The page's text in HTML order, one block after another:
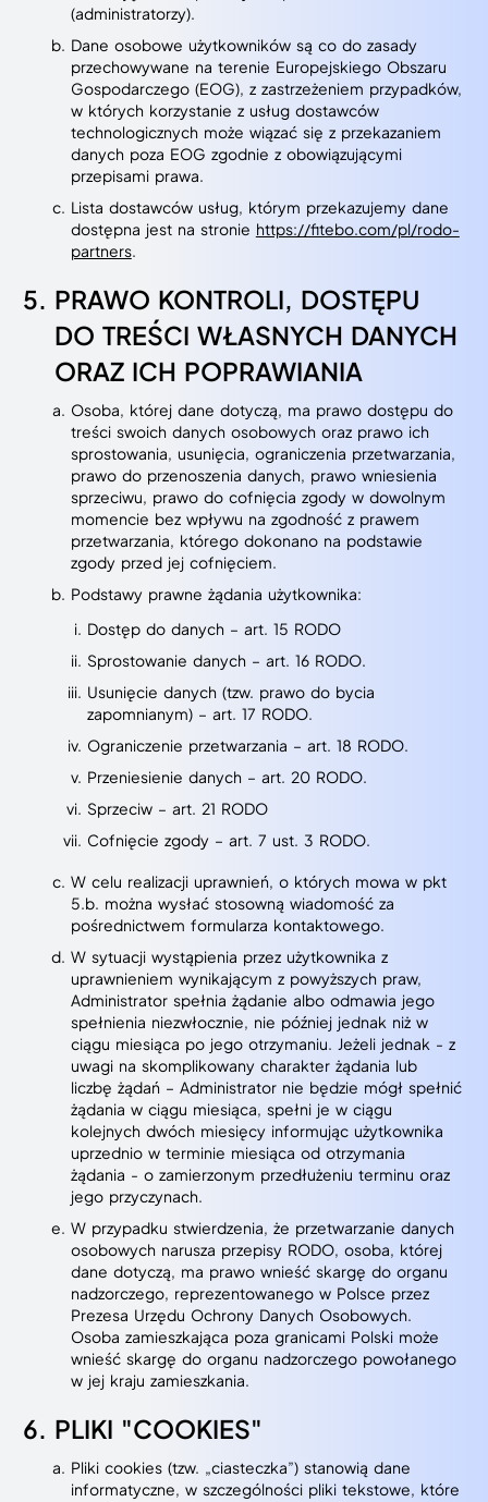
(administratorzy).
Dane osobowe użytkowników są co do zasady
przechowywane na terenie Europejskiego Obszaru
Gospodarczego (EOG), z zastrzeżeniem przypadków,
w których korzystanie z usług dostawców
technologicznych może wiązać się z przekazaniem
danych poza EOG zgodnie z obowiązującymi
przepisami prawa.
Lista dostawców usług, którym przekazujemy dane
dostępna jest na stronie https://fitebo.com/pl/rodo-
partners.
PRAWO KONTROLI, DOSTĘPU
DO TREŚCI WŁASNYCH DANYCH
ORAZ ICH POPRAWIANIA
Osoba, której dane dotyczą, ma prawo dostępu do
treści swoich danych osobowych oraz prawo ich
sprostowania, usunięcia, ograniczenia przetwarzania,
prawo do przenoszenia danych, prawo wniesienia
sprzeciwu, prawo do cofnięcia zgody w dowolnym
momencie bez wpływu na zgodność z prawem
przetwarzania, którego dokonano na podstawie
zgody przed jej cofnięciem.
Podstawy prawne żądania użytkownika:
Dostęp do danych – art. 15 RODO
Sprostowanie danych – art. 16 RODO.
Usunięcie danych (tzw. prawo do bycia
zapomnianym) – art. 17 RODO.
Ograniczenie przetwarzania – art. 18 RODO.
Przeniesienie danych – art. 20 RODO.
Sprzeciw – art. 21 RODO
Cofnięcie zgody – art. 7 ust. 3 RODO.
W celu realizacji uprawnień, o których mowa w pkt
5.b. można wysłać stosowną wiadomość za
pośrednictwem formularza kontaktowego.
W sytuacji wystąpienia przez użytkownika z
uprawnieniem wynikającym z powyższych praw,
Administrator spełnia żądanie albo odmawia jego
spełnienia niezwłocznie, nie później jednak niż w
ciągu miesiąca po jego otrzymaniu. Jeżeli jednak - z
uwagi na skomplikowany charakter żądania lub
liczbę żądań – Administrator nie będzie mógł spełnić
żądania w ciągu miesiąca, spełni je w ciągu
kolejnych dwóch miesięcy informując użytkownika
uprzednio w terminie miesiąca od otrzymania
żądania - o zamierzonym przedłużeniu terminu oraz
jego przyczynach.
W przypadku stwierdzenia, że przetwarzanie danych
osobowych narusza przepisy RODO, osoba, której
dane dotyczą, ma prawo wnieść skargę do organu
nadzorczego, reprezentowanego w Polsce przez
Prezesa Urzędu Ochrony Danych Osobowych.
Osoba zamieszkająca poza granicami Polski może
wnieść skargę do organu nadzorczego powołanego
w jej kraju zamieszkania.
PLIKI "COOKIES"
Pliki cookies (tzw. „ciasteczka”) stanowią dane
informatyczne, w szczególności pliki tekstowe, które